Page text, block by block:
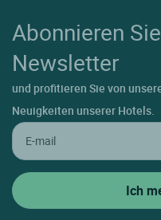
Abonnieren
Newsletter
und profitieren Sie von
Neuigkeiten unserer Hotels.